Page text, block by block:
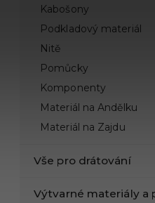
Kabošony
Podkladový materiál
Nitě
Pomůcky
Komponenty
Materiál na Andělku
Materiál na Zajdu
Vše pro drátování
Výtvarné materiály a